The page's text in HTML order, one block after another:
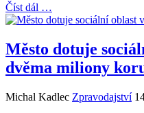
Číst dál …
Město dotuje
dvěma miliony
Michal Kadlec Zpravodajství